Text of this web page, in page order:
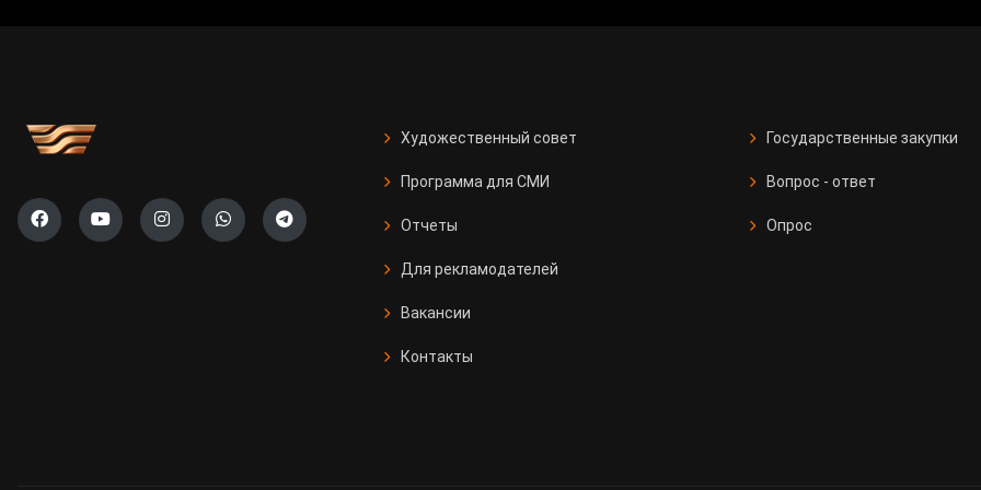
Художественный совет
Программа для СМИ
Отчеты
Для рекламодателей
Вакансии
Контакты
Государственные закупки
Вопрос - ответ
Опрос